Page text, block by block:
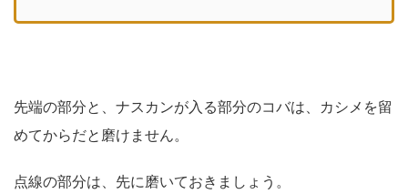
先端の部分と、ナスカンが入る部分のコバは、カシメを留
めてからだと磨けません。
点線の部分は、先に磨いておきましょう。